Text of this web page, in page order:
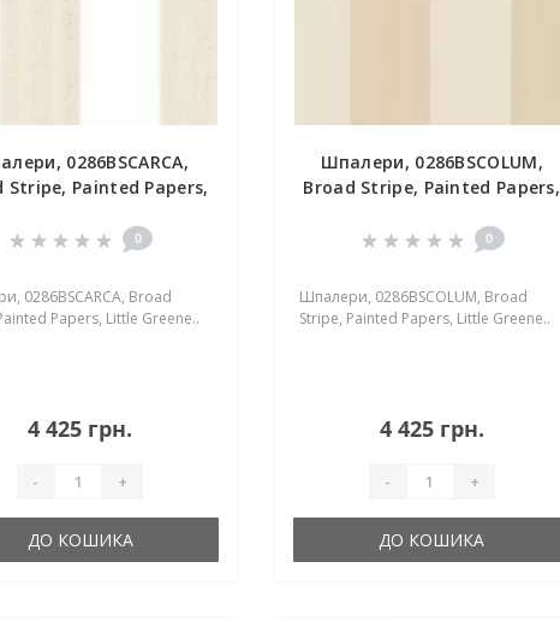
0286BSCARCA,
Stripe, Painted Papers,
0
0286BSCARCA, Broad
Papers, Little Greene..
4 425 грн.
- +
ДО КОШИКА
Шпалери, 0286BSCOLUM,
Broad Stripe, Painted Papers,
0
Шпалери, 0286BSCOLUM, Broad
Stripe, Painted Papers, Little Greene..
4 425 грн.
- +
ДО КОШИКА